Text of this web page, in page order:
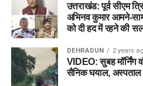
उत्तराखंड: पूर्व सीएम
अभिनव कुमार आमने-
को दी हद में रहने की
DEHRADUN 2 years
VIDEO: सुबह मॉर्निंग
सैनिक घयाल, अस्पताल